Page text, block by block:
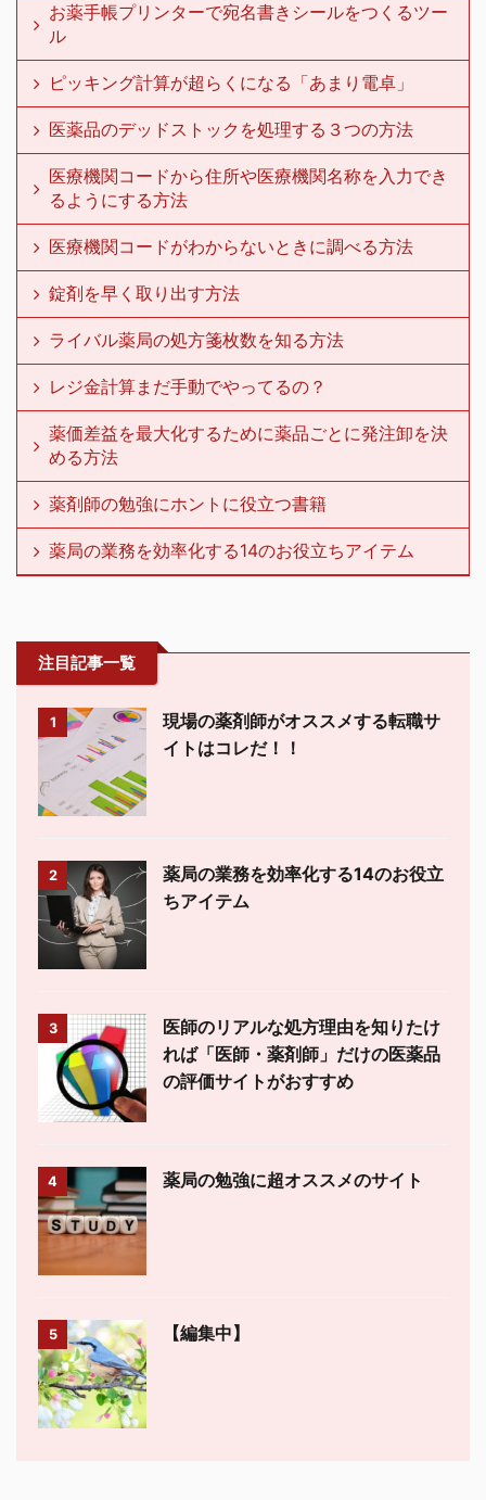
お薬手帳プリンターで宛名書きシールをつくるツー
ル
ピッキング計算が超らくになる「あまり電卓」
医薬品のデッドストックを処理する３つの方法
医療機関コードから住所や医療機関名称を入力でき
るようにする方法
医療機関コードがわからないときに調べる方法
錠剤を早く取り出す方法
ライバル薬局の処方箋枚数を知る方法
レジ金計算まだ手動でやってるの？
薬価差益を最大化するために薬品ごとに発注卸を決
める方法
薬剤師の勉強にホントに役立つ書籍
薬局の業務を効率化する14のお役立ちアイテム
注目記事一覧
1
現場の薬剤師がオススメする転職サ
イトはコレだ！！
2
薬局の業務を効率化する14のお役立
ちアイテム
3
医師のリアルな処方理由を知りたけ
れば「医師・薬剤師」だけの医薬品
の評価サイトがおすすめ
4 薬局の勉強に超オススメのサイト
5 【編集中】